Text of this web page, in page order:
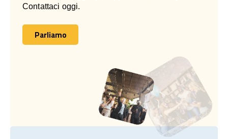
Contattaci oggi.
Parliamo
Parliamo